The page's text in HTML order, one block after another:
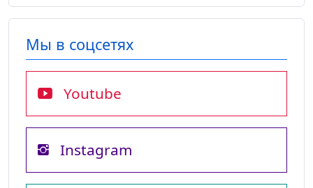
Мы в соцсетях
Youtube
Instagram